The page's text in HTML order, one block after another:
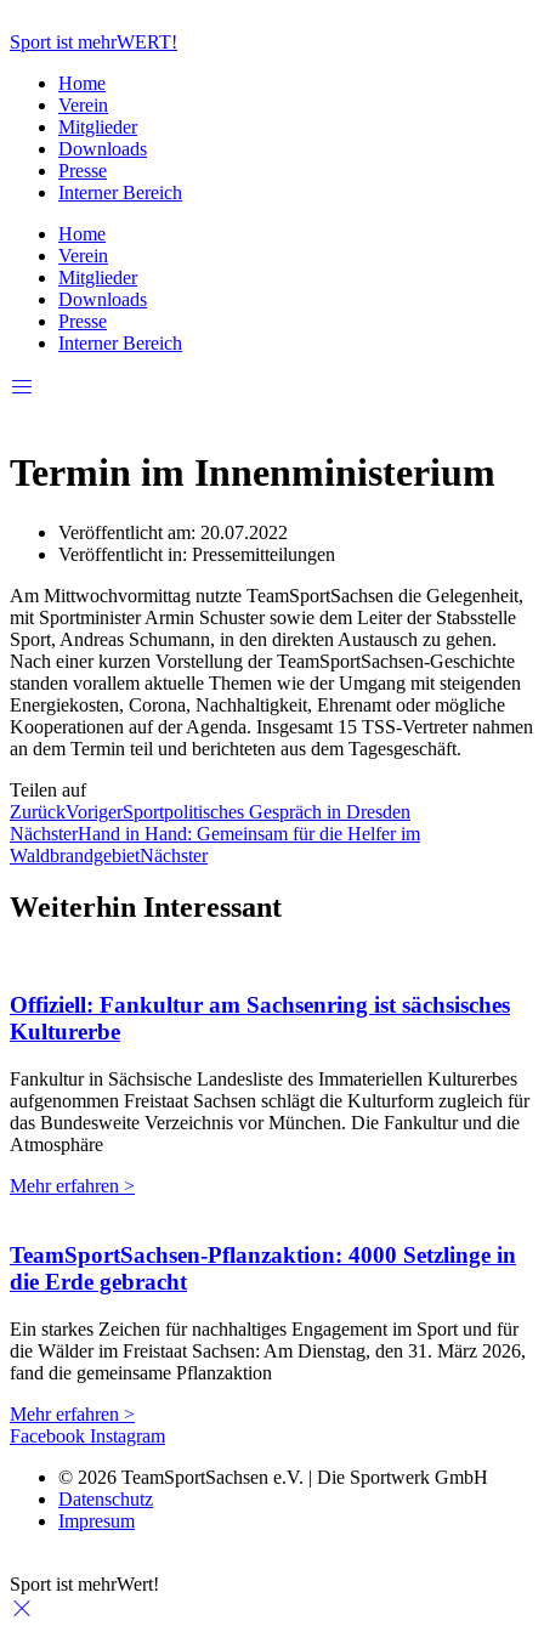
Inhalt
Sport ist mehrWERT!
Home
Verein
Mitglieder
Downloads
Presse
Interner Bereich
Home
Verein
Mitglieder
Downloads
Presse
Interner Bereich
Termin im Innenministerium
Veröffentlicht am: 20.07.2022
Veröffentlicht in: Pressemitteilungen
Am Mittwochvormittag nutzte TeamSportSachsen die Gelegenheit,
mit Sportminister Armin Schuster sowie dem Leiter der Stabsstelle
Sport, Andreas Schumann, in den direkten Austausch zu gehen.
Nach einer kurzen Vorstellung der TeamSportSachsen-Geschichte
standen vorallem aktuelle Themen wie der Umgang mit steigenden
Energiekosten, Corona, Nachhaltigkeit, Ehrenamt oder mögliche
Kooperationen auf der Agenda. Insgesamt 15 TSS-Vertreter nahmen
an dem Termin teil und berichteten aus dem Tagesgeschäft.
Teilen auf
ZurückVorigerSportpolitisches Gespräch in Dresden
NächsterHand in Hand: Gemeinsam für die Helfer im
WaldbrandgebietNächster
Weiterhin Interessant
Offiziell: Fankultur am Sachsenring ist sächsisches
Kulturerbe
Fankultur in Sächsische Landesliste des Immateriellen Kulturerbes
aufgenommen Freistaat Sachsen schlägt die Kulturform zugleich für
das Bundesweite Verzeichnis vor München. Die Fankultur und die
Atmosphäre
Mehr erfahren >
TeamSportSachsen-Pflanzaktion: 4000 Setzlinge in
die Erde gebracht
Ein starkes Zeichen für nachhaltiges Engagement im Sport und für
die Wälder im Freistaat Sachsen: Am Dienstag, den 31. März 2026,
fand die gemeinsame Pflanzaktion
Mehr erfahren >
Facebook Instagram
© 2026 TeamSportSachsen e.V. | Die Sportwerk GmbH
Datenschutz
Impresum
Sport ist mehrWert!